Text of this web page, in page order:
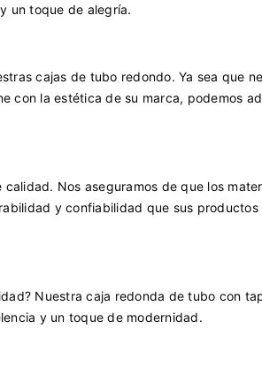
un toque de alegría.
cajas de tubo redondo. Ya sea que
con la estética de su marca, podemos
Nos aseguramos de que los
y confiabilidad que sus productos
Nuestra caja redonda de tubo con
y un toque de modernidad.